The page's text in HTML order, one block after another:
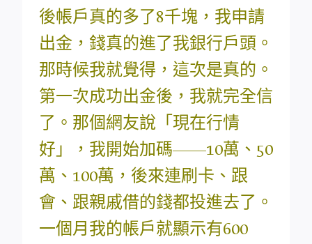
後帳戶真的多了8千塊，我申請
出金，錢真的進了我銀行戶頭。
那時候我就覺得，這次是真的。
第一次成功出金後，我就完全信
了。那個網友說「現在行情
好」，我開始加碼——10萬、50
萬、100萬，後來連刷卡、跟
會、跟親戚借的錢都投進去了。
一個月我的帳戶就顯示有600